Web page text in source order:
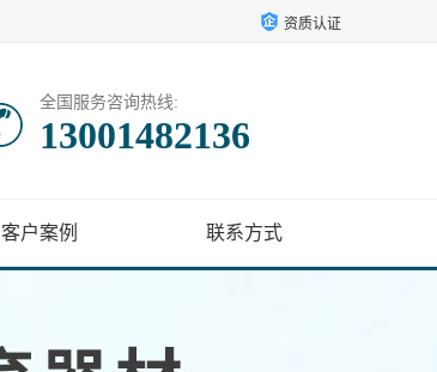
资质认证
全国服务咨询热线:
13001482136
客户案例 联系方式